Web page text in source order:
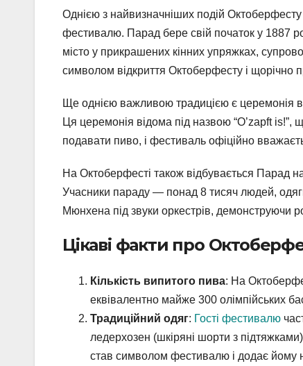
Однією з найвизначніших подій
фестивалю. Парад бере свій початок у 1887
місто у прикрашених кінних упряжках,
символом відкриття Октоберфесту і щорічно
Ще однією важливою традицією є церемонія
Ця церемонія відома під назвою “O’zapft is!”,
подавати пиво, і фестиваль офіційно
На Октоберфесті також відбувається Парад
Учасники параду — понад 8 тисяч людей,
Мюнхена під звуки оркестрів, демонструючи
Цікаві факти про
Кількість випитого пива: На
еквівалентно майже 300 олімпійських
Традиційний одяг: Гості фестивалю
ледерхозен (шкіряні шорти з
став символом фестивалю і додає йому